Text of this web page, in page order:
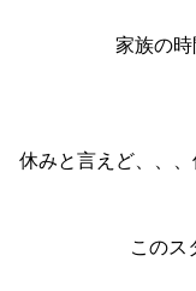
家族の
休みと言えど、、
このス